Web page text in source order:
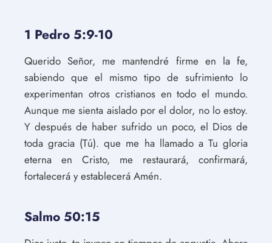
1 Pedro 5:9-10
Querido Señor, me mantendré firme en la fe,
sabiendo que el mismo tipo de sufrimiento lo
experimentan otros cristianos en todo el mundo.
Aunque me sienta aislado por el dolor, no lo estoy.
Y después de haber sufrido un poco, el Dios de
toda gracia (Tú). que me ha llamado a Tu gloria
eterna en Cristo, me restaurará, confirmará,
fortalecerá y establecerá Amén.
Salmo 50:15